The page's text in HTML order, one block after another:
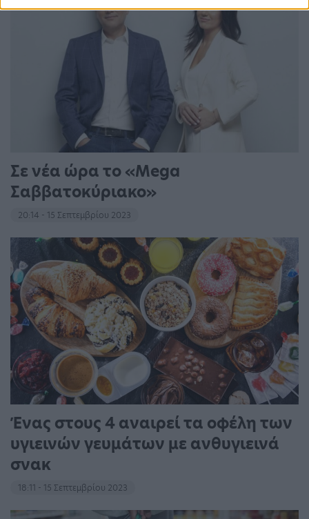
Σε νέα ώρα το «Mega
Σαββατοκύριακο»
20:14 - 15 Σεπτεμβρίου 2023
Ένας στους 4 αναιρεί τα οφέλη των
υγιεινών γευμάτων με ανθυγιεινά
σνακ
18:11 - 15 Σεπτεμβρίου 2023